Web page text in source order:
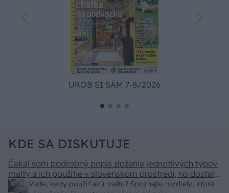
UROB SI SÁM 7-8/2026
KDE SA DISKUTUJE
Viete, kedy použiť akú maltu? Spoznajte rozdiely, ktoré
Čakal som podrobný popis zloženia jednotlivých typov
malty a ich použitie v slovenskom prostredí, no dostal
som len pár primitívnych rád o výbere vriec v